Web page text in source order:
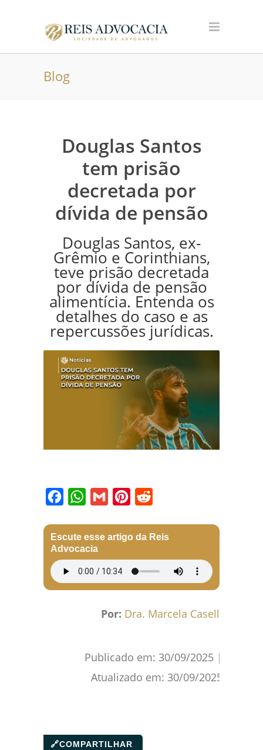
Blog
Douglas Santos
tem prisão
decretada por
dívida de pensão
Douglas Santos, ex-
Grêmio e Corinthians,
teve prisão decretada
por dívida de pensão
alimentícia. Entenda os
detalhes do caso e as
repercussões jurídicas.
Escute esse artigo da Reis
Advocacia
Por: Dra. Marcela Caselli
Publicado em: 30/09/2025 |
Atualizado em: 30/09/2025
🔗COMPARTILHAR